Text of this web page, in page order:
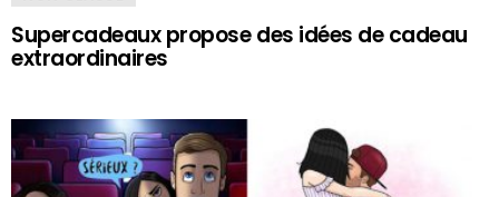
Supercadeaux propose des idées de cadeau
extraordinaires